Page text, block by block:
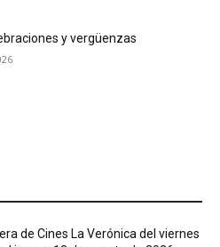
y vergüenzas
de Cines La Verónica del viernes